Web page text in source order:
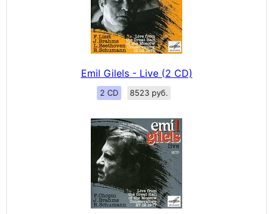
Emil Gilels - Live (2 CD)
2 CD 8523 руб.